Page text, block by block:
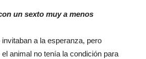
un sexto muy a menos
a la esperanza, pero
animal no tenía la condición para